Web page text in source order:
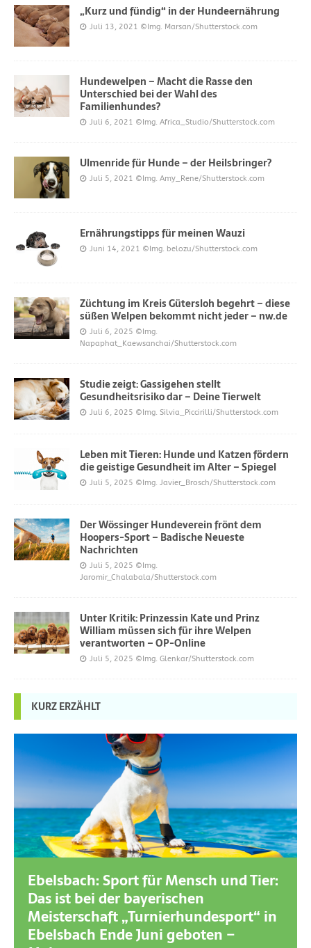
„Kurz und fündig“ in der Hundeernährung
Juli 13, 2021 ©Img. Marsan/Shutterstock.com
Hundewelpen – Macht die Rasse den
Unterschied bei der Wahl des
Familienhundes?
Juli 6, 2021 ©Img. Africa_Studio/Shutterstock.com
Ulmenride für Hunde – der Heilsbringer?
Juli 5, 2021 ©Img. Amy_Rene/Shutterstock.com
Ernährungstipps für meinen Wauzi
Juni 14, 2021 ©Img. belozu/Shutterstock.com
Züchtung im Kreis Gütersloh begehrt – diese
süßen Welpen bekommt nicht jeder – nw.de
Juli 6, 2025 ©Img.
Napaphat_Kaewsanchai/Shutterstock.com
Studie zeigt: Gassigehen stellt
Gesundheitsrisiko dar – Deine Tierwelt
Juli 6, 2025 ©Img. Silvia_Piccirilli/Shutterstock.com
Leben mit Tieren: Hunde und Katzen fördern
die geistige Gesundheit im Alter – Spiegel
Juli 5, 2025 ©Img. Javier_Brosch/Shutterstock.com
Der Wössinger Hundeverein frönt dem
Hoopers-Sport – Badische Neueste
Nachrichten
Juli 5, 2025 ©Img.
Jaromir_Chalabala/Shutterstock.com
Unter Kritik: Prinzessin Kate und Prinz
William müssen sich für ihre Welpen
verantworten – OP-Online
Juli 5, 2025 ©Img. Glenkar/Shutterstock.com
KURZ ERZÄHLT
Ebelsbach: Sport für Mensch und Tier:
Das ist bei der bayerischen
Meisterschaft „Turnierhundesport“ in
Ebelsbach Ende Juni geboten –